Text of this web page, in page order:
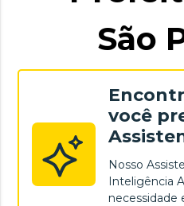
São
você
Nosso
Inteligência
necessidade